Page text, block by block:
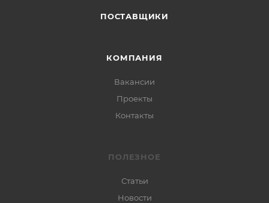
ПОСТАВЩИКИ
КОМПАНИЯ
Вакансии
Проекты
Контакты
ПОЛЕЗНОЕ
Статьи
Новости